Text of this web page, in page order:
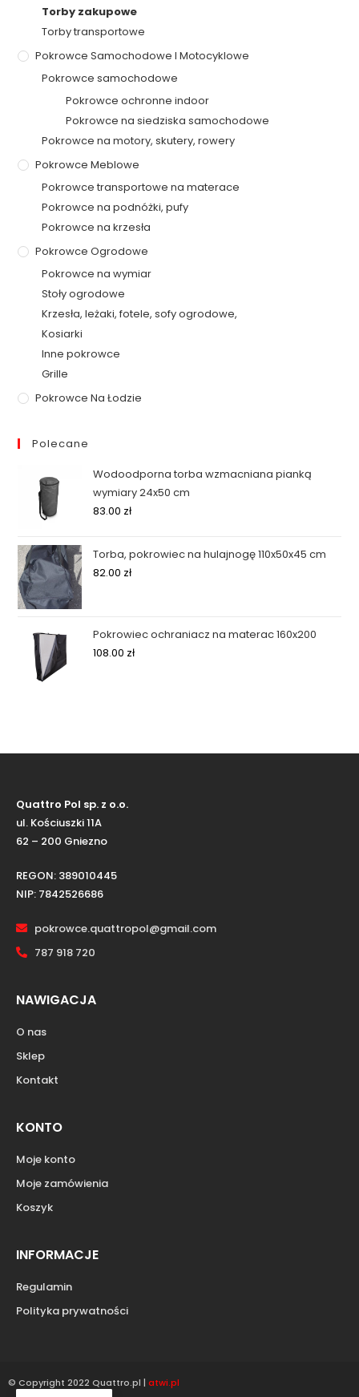
Torby zakupowe
Torby transportowe
Pokrowce Samochodowe I Motocyklowe
Pokrowce samochodowe
Pokrowce ochronne indoor
Pokrowce na siedziska samochodowe
Pokrowce na motory, skutery, rowery
Pokrowce Meblowe
Pokrowce transportowe na materace
Pokrowce na podnóżki, pufy
Pokrowce na krzesła
Pokrowce Ogrodowe
Pokrowce na wymiar
Stoły ogrodowe
Krzesła, leżaki, fotele, sofy ogrodowe,
Kosiarki
Inne pokrowce
Grille
Pokrowce Na Łodzie
Polecane
Wodoodporna torba wzmacniana pianką
wymiary 24x50 cm
83.00 zł
Torba, pokrowiec na hulajnogę 110x50x45 cm
82.00 zł
Pokrowiec ochraniacz na materac 160x200
108.00 zł
Quattro Pol sp. z o.o.
ul. Kościuszki 11A
62 – 200 Gniezno
REGON: 389010445
NIP: 7842526686
pokrowce.quattropol@gmail.com
787 918 720
NAWIGACJA
O nas
Sklep
Kontakt
KONTO
Moje konto
Moje zamówienia
Koszyk
INFORMACJE
Regulamin
Polityka prywatności
© Copyright 2022 Quattro.pl | atwi.pl